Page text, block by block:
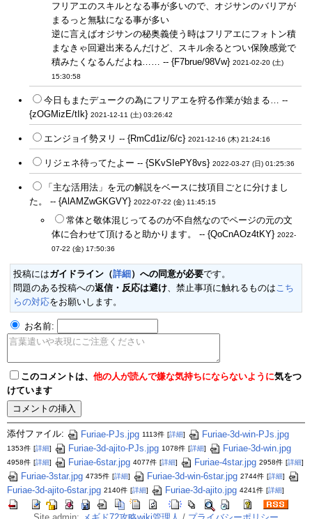
フリアエのスキルとなる事が多いので、オジサンのバリアが
まるっと無駄になる事が多い
逆に言えばオジサンの秘奥義使う時はフリアエにフォトン積
まなきゃ回避出来るんだけど、スキル余るとつい保険感覚で
積みたくなるんだよね…… -- {F7brue/98Vw} 2021-02-20 (土)
15:30:58
今日もまたデュークの為にフリアエを狩る作業が始まる… --
{zOGMizE/tIk} 2021-12-11 (土) 03:26:42
エンジョイ勢ヌリ -- {RmCd1iz/6/c} 2021-12-16 (木) 21:24:16
リジェネ待ってたよー -- {SKvSIePY8vs} 2022-03-27 (日) 01:25:36
「主な活用法」を元の解説をベースに技項目ごとに分けまし
た。 -- {AlAMZwGKGVY} 2022-07-22 (金) 11:45:15
常体と敬体混じってるのが不自然なのでページの元の文
体に合わせて頂けると助かります。 -- {QoCnAOz4tKY} 2022-
07-22 (金) 17:50:36
投稿にはガイドライン（詳細 ）への同意が必要です。
問題のある投稿への返信・反応は避け、禁止事項に触れるものはこち
らの対応をお願いします。
お名前:
このコメントは、 他の人が読んで嫌な気持ちにならないように気をつ
けています
添付ファイル: Furiae-PJs.jpg 1113件 [詳細] Furiae-3d-win-PJs.jpg
1353件 [詳細] Furiae-3d-ajito-PJs.jpg 1078件 [詳細] Furiae-3d-win.jpg
4958件 [詳細] Furiae-6star.jpg 4077件 [詳細] Furiae-4star.jpg 2958件 [詳細]
Furiae-3star.jpg 4735件 [詳細] Furiae-3d-win-6star.jpg 2744件 [詳細]
Furiae-3d-ajito-6star.jpg 2140件 [詳細] Furiae-3d-ajito.jpg 4241件 [詳細]